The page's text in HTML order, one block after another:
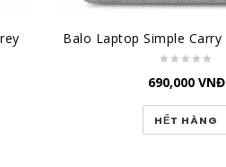
690,000 VNĐ
HẾT HÀNG